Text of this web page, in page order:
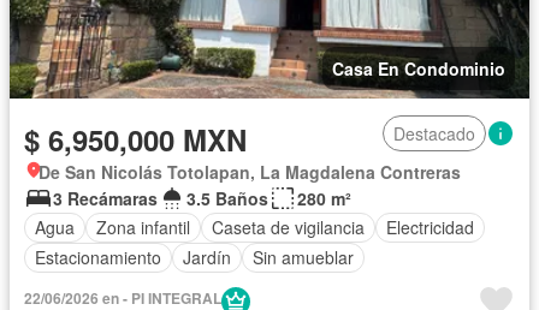
Casa En Condominio
$ 6,950,000 MXN
Destacado
De San Nicolás Totolapan, La Magdalena Contreras
3 Recámaras
3.5 Baños
280 m²
Agua
Zona infantil Caseta de vigilancia
Electricidad
Estacionamiento
Jardín Sin amueblar
22/06/2026 en - PI INTEGRAL